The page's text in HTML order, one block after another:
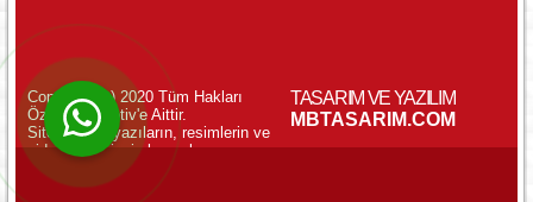
WhatsApp ile Online Destek!
Copyright (c) 2020 Tüm Hakları
Özkar Otomotiv'e Aittir.
Sitemizdeki yazıların, resimlerin ve
videoların izinsiz kopyalanması
yasaktır.
TASARIM VE YAZILIM
MBTASARIM.COM